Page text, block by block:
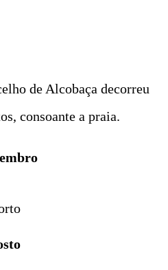
de Alcobaça decorreu
consoante a praia.